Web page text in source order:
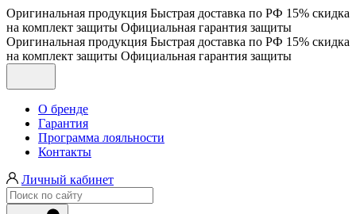
Оригинальная продукция Быстрая доставка по РФ 15% скидка
на комплект защиты Официальная гарантия защиты
Оригинальная продукция Быстрая доставка по РФ 15% скидка
на комплект защиты Официальная гарантия защиты
О бренде
Гарантия
Программа лояльности
Контакты
Личный кабинет